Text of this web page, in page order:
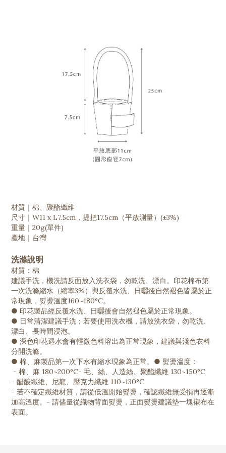
材質｜棉、聚酯纖維
尺寸｜W11 x L7.5cm，提把17.5cm（平放測量）(±3%)
重量｜20g(單件)
產地｜台灣
洗滌說明
材質：棉
建議手洗，機洗請反面放入洗衣袋，勿乾洗、漂白。印花棉布第
一次洗滌縮水（縮率3%）與反覆水洗、日曬後自然褪色皆屬於正
常現象，熨燙溫度160~180°C。
● 印花製品經反覆水洗、日曬後會自然褪色屬於正常現象。
● 日常清潔建議手洗；若要使用洗衣機，請放洗衣袋，勿乾洗、
漂白、長時間浸泡。
● 深色印花遇水會有輕微色料溶出為正常現象，建議與淺色衣料
分開洗滌。
● 棉、麻製品第一次下水有縮水現象為正常。 ● 熨燙溫度：
- 棉、麻 180~200°C- 毛、絲、人造絲、聚酯纖維 130~150°C
- 醋酸纖維、尼龍、壓克力纖維 110~130°C
- 若不確定纖維材質，請從低溫開始熨燙，確認纖維無受損再逐漸
加高溫度。 - 請儘量從織物背面熨燙，正面熨燙建議墊一塊襯布在
表面。